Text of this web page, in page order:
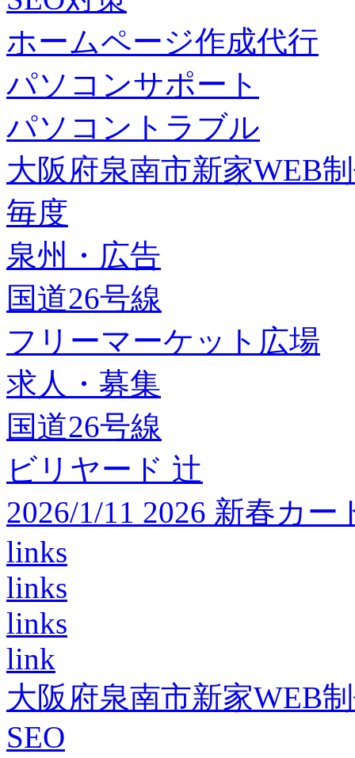
ホームページ作成代行
パソコンサポート
パソコントラブル
大阪府泉南市新家WEB
毎度
泉州・広告
国道26号線
フリーマーケット広場
求人・募集
国道26号線
ビリヤード 辻
2026/1/11 2026 新春カ
links
links
links
link
大阪府泉南市新家WEB
SEO